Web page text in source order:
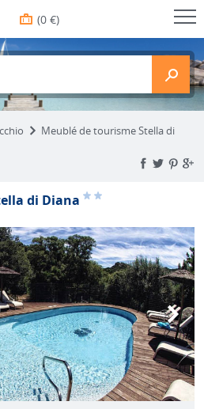
(0 €)
Meublé de tourisme Stella di
di Diana